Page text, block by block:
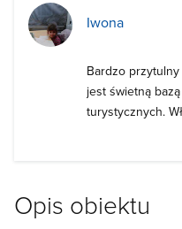
Iwona
Bardzo
jest świetną
turystycznych.
Opis obiektu